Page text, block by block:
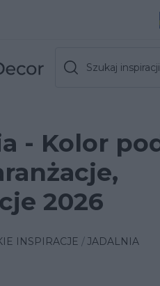
Szukaj inspiracji
- Kolor
2026
INSPIRACJE JADALNIA